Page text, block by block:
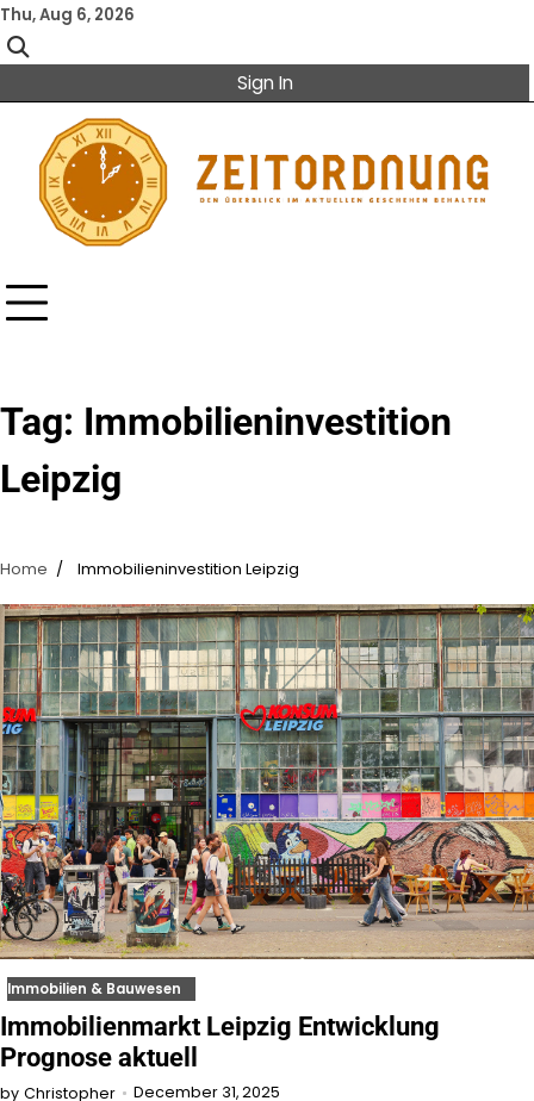
Skip
to
content
Thu, Aug 6, 2026
Sign In
Tag: Immobilieninvestition
Leipzig
Home Immobilieninvestition Leipzig
Immobilien & Bauwesen
Immobilienmarkt Leipzig Entwicklung
Prognose aktuell
by Christopher December 31, 2025